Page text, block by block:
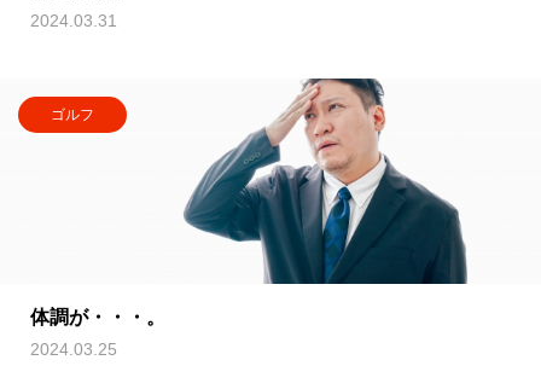
2024.03.31
ゴルフ
体調が・・・。
2024.03.25